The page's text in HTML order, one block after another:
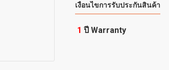
Call Recording
Conference Pro
เงื่อนไขการรับประกันสินค้า
1 ปี Warranty